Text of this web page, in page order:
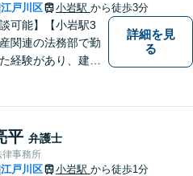
江戸川区 小岩駅 から徒歩3分
談可能】【小岩駅3
関連の法務部で勤
経験があり、建築
え、最適な解決策
たします。 どんな
気軽にご相談くだ
詳細を見
る
平 弁護士
律事務所
江戸川区 小岩駅 から徒歩1分